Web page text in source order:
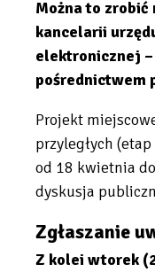
Można to zrobić
kancelarii
elektronicznej
pośrednictwem
Projekt
przyległych
od 18 kwietnia
dyskusja
Zgłaszanie
Z kolei wtorek